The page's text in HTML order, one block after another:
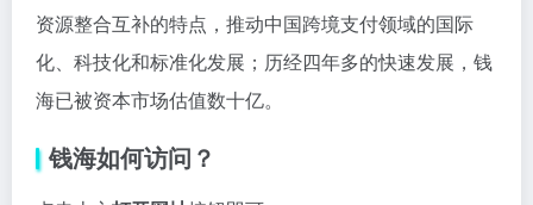
资源整合互补的特点，推动中国跨境支付领域的国际
化、科技化和标准化发展；历经四年多的快速发展，钱
海已被资本市场估值数十亿。
钱海如何访问？